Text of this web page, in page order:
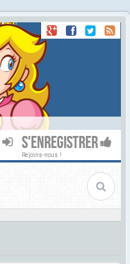
S'ENREGISTRER
Rejoins-nous !